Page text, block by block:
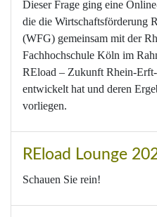
Dieser Frage ging eine
die die Wirtschaftsförderung
(WFG) gemeinsam mit der
Fachhochschule Köln im
REload – Zukunft Rhein-
entwickelt hat und deren
vorliegen.
REload Lounge
Schauen Sie rein!